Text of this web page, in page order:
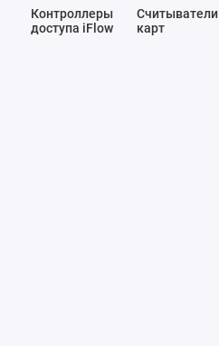
Контроллеры
доступа iFlow
Считыватели
карт